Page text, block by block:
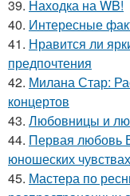
39. Находка на WB!
40. Интересные
41. Нравится ли
предпочтения
42. Милана Стар:
концертов
43. Любовницы и
44. Первая любовь
юношеских чувствах
45. Мастера по